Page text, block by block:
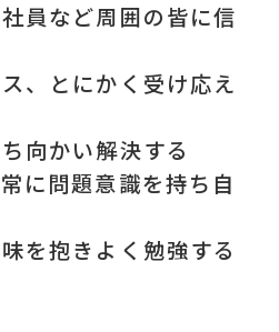
員など周囲の皆に信
、とにかく受け応え
向かい解決する
に問題意識を持ち自
を抱きよく勉強する